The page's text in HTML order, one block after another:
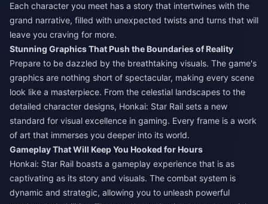
Each character you meet has a story that intertwines with the
grand narrative, filled with unexpected twists and turns that will
leave you craving for more.
Stunning Graphics That Push the Boundaries of Reality
Prepare to be dazzled by the breathtaking visuals. The game's
graphics are nothing short of spectacular, making every scene
look like a masterpiece. From the celestial landscapes to the
detailed character designs, Honkai: Star Rail sets a new
standard for visual excellence in gaming. Every frame is a work
of art that immerses you deeper into its world.
Gameplay That Will Keep You Hooked for Hours
Honkai: Star Rail boasts a gameplay experience that is as
captivating as its story and visuals. The combat system is
dynamic and strategic, allowing you to unleash powerful